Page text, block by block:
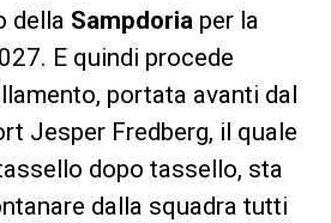
della Sampdoria per la
E quindi procede
portata avanti dal
Jesper Fredberg, il quale
dopo tassello, sta
dalla squadra tutti